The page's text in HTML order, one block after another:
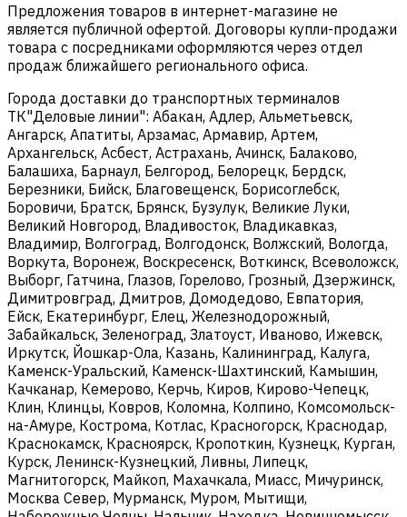
Предложения товаров в интернет-магазине не
является публичной офертой. Договоры купли-продажи
товара с посредниками оформляются через отдел
продаж ближайшего регионального офиса.
Города доставки до транспортных терминалов
ТК"Деловые линии": Абакан, Адлер, Альметьевск,
Ангарск, Апатиты, Арзамас, Армавир, Артем,
Архангельск, Асбест, Астрахань, Ачинск, Балаково,
Балашиха, Барнаул, Белгород, Белорецк, Бердск,
Березники, Бийск, Благовещенск, Борисоглебск,
Боровичи, Братск, Брянск, Бузулук, Великие Луки,
Великий Новгород, Владивосток, Владикавказ,
Владимир, Волгоград, Волгодонск, Волжский, Вологда,
Воркута, Воронеж, Воскресенск, Воткинск, Всеволожск,
Выборг, Гатчина, Глазов, Горелово, Грозный, Дзержинск,
Димитровград, Дмитров, Домодедово, Евпатория,
Ейск, Екатеринбург, Елец, Железнодорожный,
Забайкальск, Зеленоград, Златоуст, Иваново, Ижевск,
Иркутск, Йошкар-Ола, Казань, Калининград, Калуга,
Каменск-Уральский, Каменск-Шахтинский, Камышин,
Качканар, Кемерово, Керчь, Киров, Кирово-Чепецк,
Клин, Клинцы, Ковров, Коломна, Колпино, Комсомольск-
на-Амуре, Кострома, Котлас, Красногорск, Краснодар,
Краснокамск, Красноярск, Кропоткин, Кузнецк, Курган,
Курск, Ленинск-Кузнецкий, Ливны, Липецк,
Магнитогорск, Майкоп, Махачкала, Миасс, Мичуринск,
Москва Север, Мурманск, Муром, Мытищи,